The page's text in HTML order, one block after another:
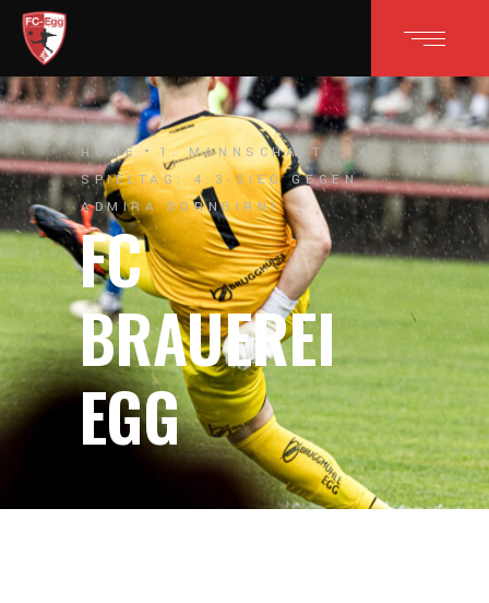
HOME 1. MANNSCHAFT
14.
SPIELTAG: 4:3-SIEG GEGEN
ADMIRA DORNBIRN!
FC
BRAUEREI
EGG